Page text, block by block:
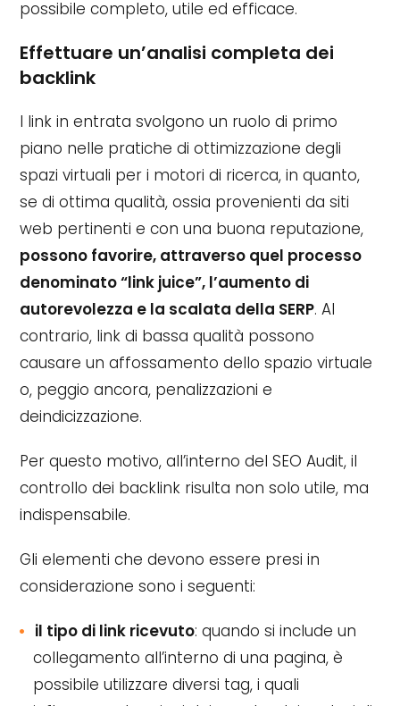
possibile completo, utile ed efficace.
Effettuare un’analisi completa dei
backlink
I link in entrata svolgono un ruolo di primo
piano nelle pratiche di ottimizzazione degli
spazi virtuali per i motori di ricerca, in quanto,
se di ottima qualità, ossia provenienti da siti
web pertinenti e con una buona reputazione,
possono favorire, attraverso quel processo
denominato “link juice”, l’aumento di
autorevolezza e la scalata della SERP. Al
contrario, link di bassa qualità possono
causare un affossamento dello spazio virtuale
o, peggio ancora, penalizzazioni e
deindicizzazione.
Per questo motivo, all’interno del SEO Audit, il
controllo dei backlink risulta non solo utile, ma
indispensabile.
Gli elementi che devono essere presi in
considerazione sono i seguenti:
il tipo di link ricevuto: quando si include un
collegamento all’interno di una pagina, è
possibile utilizzare diversi tag, i quali